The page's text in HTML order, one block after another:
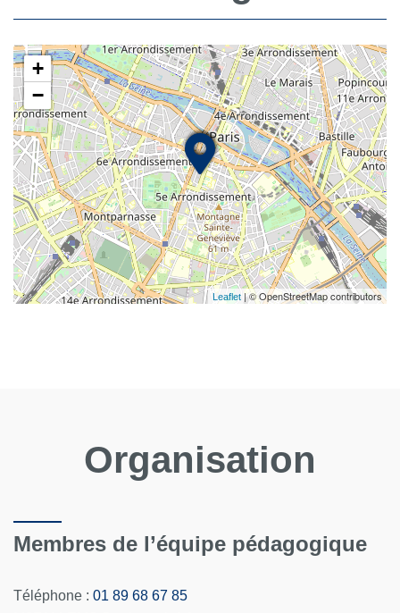
+
−
Leaflet | © OpenStreetMap contributors
Organisation
Membres de l’équipe pédagogique
Téléphone : 01 89 68 67 85